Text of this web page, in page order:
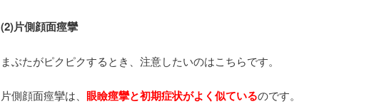
(2)片側顔面痙攣
まぶたがピクピクするとき、注意したいのはこちらです。
片側顔面痙攣は、 眼瞼痙攣と初期症状がよく似ているのです。